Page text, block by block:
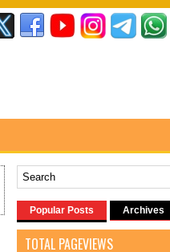
Popular Posts Archives
TOTAL PAGEVIEWS